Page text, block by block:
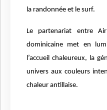
la randonnée et le surf.
Le partenariat entre
dominicaine met en
l’accueil chaleureux, la
univers aux couleurs
chaleur antillaise.